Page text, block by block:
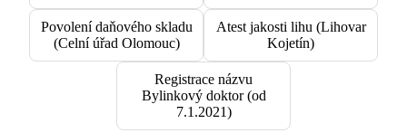
Povolení daňového skladu
(Celní úřad Olomouc)
Atest jakosti lihu (Lihovar
Kojetín)
Registrace názvu
Bylinkový doktor (od
7.1.2021)